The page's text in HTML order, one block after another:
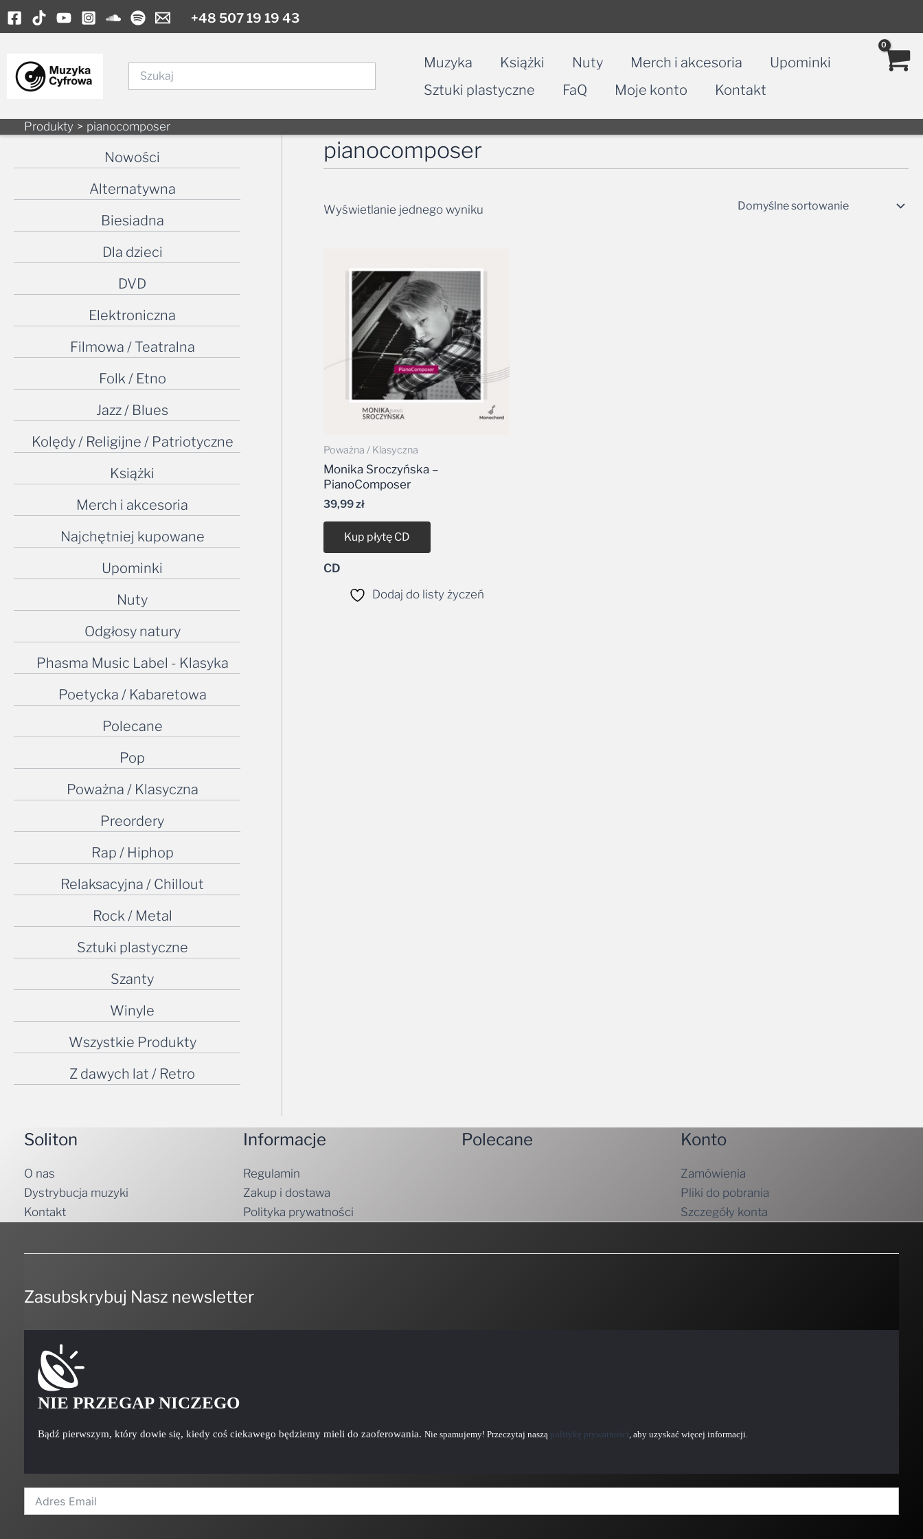
Skip
to
+48 507 19 19 43
Muzyka Książki Nuty Merch i akcesoria
Upominki
Sztuki plastyczne
FaQ Moje konto Kontakt
Produkty pianocomposer
Nowości
Alternatywna
Biesiadna
Dla dzieci
DVD
Elektroniczna
Filmowa / Teatralna
Folk / Etno
Jazz / Blues
Kolędy / Religijne / Patriotyczne
Książki
Merch i akcesoria
Najchętniej kupowane
Upominki
Nuty
Odgłosy natury
Phasma Music Label - Klasyka
Poetycka / Kabaretowa
Polecane
Pop
Poważna / Klasyczna
Preordery
Rap / Hiphop
Relaksacyjna / Chillout
Rock / Metal
Sztuki plastyczne
Szanty
Winyle
Wszystkie Produkty
Z dawych lat / Retro
pianocomposer
Wyświetlanie jednego wyniku
Poważna / Klasyczna
Monika Sroczyńska –
PianoComposer
39,99zł
Kup płytę CD
CD
Dodaj do listy życzeń
Soliton
O nas
Dystrybucja muzyki
Kontakt
Informacje
Regulamin
Zakup i dostawa
Polityka prywatności
Polecane Konto
Zamówienia
Pliki do pobrania
Szczegóły konta
Zasubskrybuj Nasz newsletter
NIE PRZEGAP NICZEGO
Bądź pierwszym, który dowie się, kiedy coś ciekawego będziemy mieli do zaoferowania. Nie spamujemy! Przeczytaj naszą politykę prywatności, aby uzyskać więcej informacji.